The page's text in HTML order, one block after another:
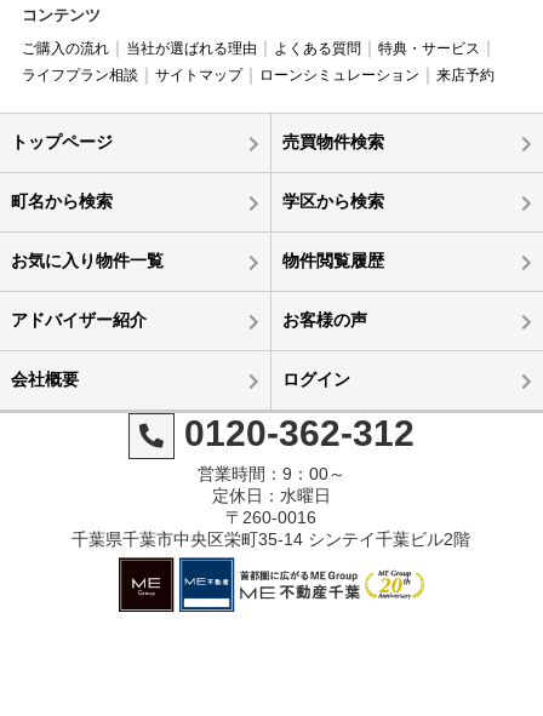
コンテンツ
ご購入の流れ 当社が選ばれる理由 よくある質問
特典・サービス
ライフプラン相談
サイトマップ ローンシミュレーション 来店予約
トップページ 売買物件検索
町名から検索 学区から検索
お気に入り物件一覧 物件閲覧履歴
アドバイザー紹介 お客様の声
会社概要 ログイン
0120-362-312
営業時間：9：00～
定休日：水曜日
〒260-0016
千葉県千葉市中央区栄町35-14 シンテイ千葉ビル2階